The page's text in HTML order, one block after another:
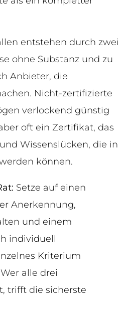
entstehen durch zwei
ohne Substanz und zu
Anbieter, die
Nicht-zertifizierte
verlockend günstig
oft ein Zertifikat, das
Wissenslücken, die in
können.
Setze auf einen
Anerkennung,
und einem
individuell
Kriterium
alle drei
trifft die sicherste